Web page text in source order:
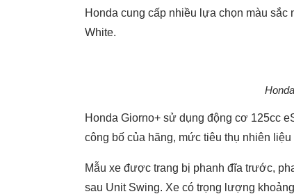
Honda cung cấp nhiều lựa chọn màu
White.
Honda Giorno+ sử dụng động cơ 125cc
công bố của hãng, mức tiêu thụ nhiên liệu
Mẫu xe được trang bị phanh đĩa trước,
sau Unit Swing. Xe có trọng lượng